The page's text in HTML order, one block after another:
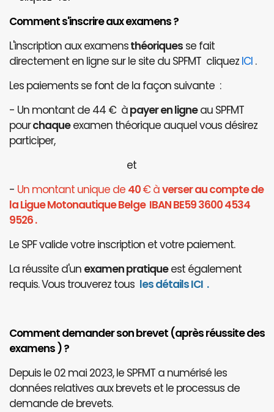
Comment s'inscrire aux examens ?
L'inscription aux examensthéoriques se fait
directement en ligne sur le site du SPFMT cliquez ICI .
Les paiements se font de la façon suivante :
- Un montant de 44 € àpayer en ligneau SPFMT
pourchaqueexamen théorique auquel vous désirez
participer,
et
- Un montant unique de 40€ àverser au compte de
la Ligue Motonautique Belge IBAN BE59 3600 4534
9526 .
Le SPF valide votre inscription et votre paiement.
La réussite d'un examen pratiqueest également
requis. Vous trouverez tous les détails ICI .
Comment demander son brevet (après réussite des
examens ) ?
Depuis le 02 mai 2023, le SPFMT a numérisé les
données relatives aux brevets et le processus de
demande de brevets.